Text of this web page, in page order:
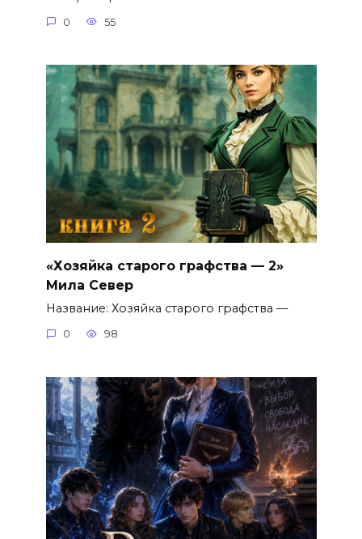
0 55
«Хозяйка старого графства — 2»
Мила Север
Название: Хозяйка старого графства —
0 98